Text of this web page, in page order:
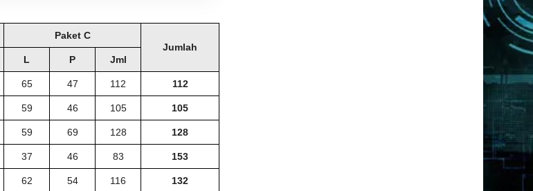
Paket C
Jumlah
L P Jml
65 47 112 112
59 46 105 105
59 69 128 128
37 46 83 153
62 54 116 132